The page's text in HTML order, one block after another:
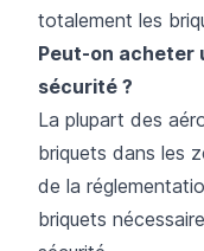
totalement les
Peut-on acheter
sécurité ?
La plupart des
briquets dans les
de la
briquets